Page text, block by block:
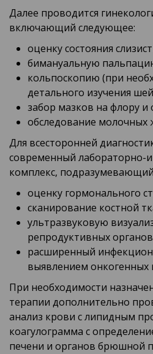
Далее проводится
включающий следующее:
оценку состояния
бимануальную
кольпоскопию (при
детального изучения
забор мазков на флору
обследование молочных
Для всесторонней
современный лабораторно-
комплекс,
оценку гормонального
сканирование костной
ультразвуковую
репродуктивных
расширенный
выявлением
При необходимости
терапии дополнительно
анализ крови с липидным
коагулограмма с
печени и органов брюшной